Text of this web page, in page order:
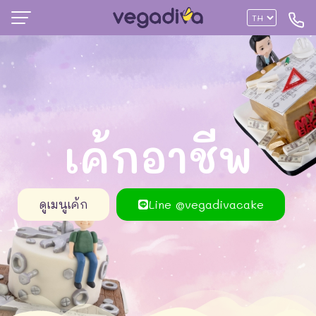
เค้กอาชีพ
ดูเมนูเค้ก Line @vegadivacake